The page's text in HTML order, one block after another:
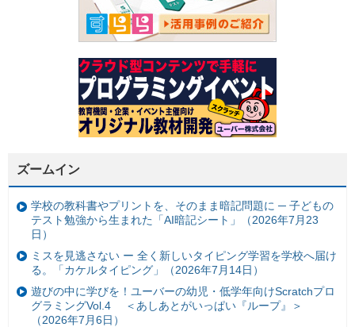
ズームイン
学校の教科書やプリントを、そのまま暗記問題に ─ 子どもの
テスト勉強から生まれた「AI暗記シート」（2026年7月23
日）
ミスを見逃さない ー 全く新しいタイピング学習を学校へ届け
る。「カケルタイピング」（2026年7月14日）
遊びの中に学びを！ユーバーの幼児・低学年向けScratchプロ
グラミングVol.4 ＜あしあとがいっぱい『ループ』＞
（2026年7月6日）